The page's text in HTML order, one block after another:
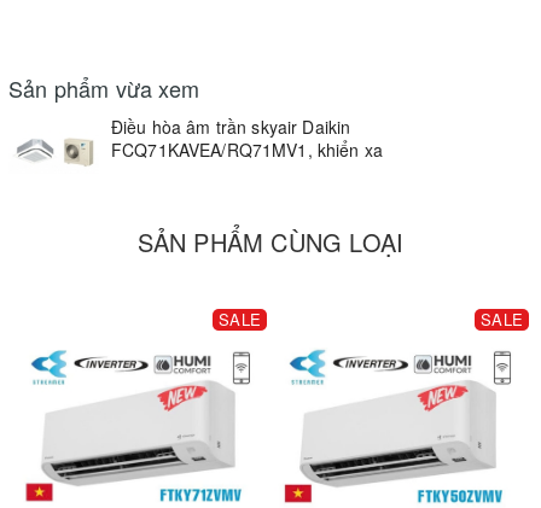
Sản phẩm vừa xem
Điều hòa âm trần skyair Daikin
FCQ71KAVEA/RQ71MV1, khiển xa
SẢN PHẨM CÙNG LOẠI
SALE SALE